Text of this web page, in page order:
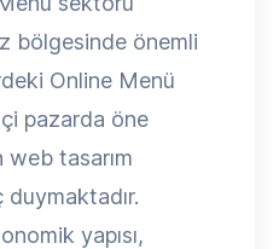
bölgesinde önemli
Online Menü
pazarda öne
web tasarım
yapısı,